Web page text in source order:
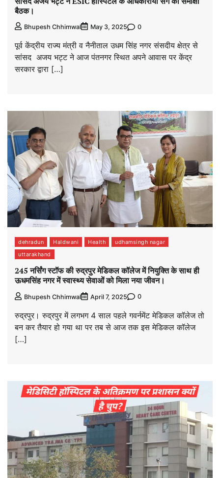
बैठक।
Bhupesh Chhimwal May 3, 2025 0
पूर्व केंद्रीय राज्य मंत्री व नैनीताल उधम सिंह नगर संसदीय क्षेत्र से
सांसद अजय भट्ट ने आज पंतनगर स्थित अपने आवास पर केंद्र
सरकार द्वारा […]
dehradun Haldwani Health
udhamsingh nagar
uttarakhand
245 नर्सिंग स्टॉफ की रुद्रपुर मेडिकल कॉलेज में नियुक्ति के साथ ही
ऊधमसिंह नगर में स्वास्थ्य सेवाओं को मिला नया जीवन।
Bhupesh Chhimwal April 7, 2025 0
रुद्रपुर। रुद्रपुर में लगभग 4 साल पहले गवर्नमेंट मेडिकल कॉलेज तो
बन कर तैयार हो गया था पर तब से आज तक इस मेडिकल कॉलेज
[…]